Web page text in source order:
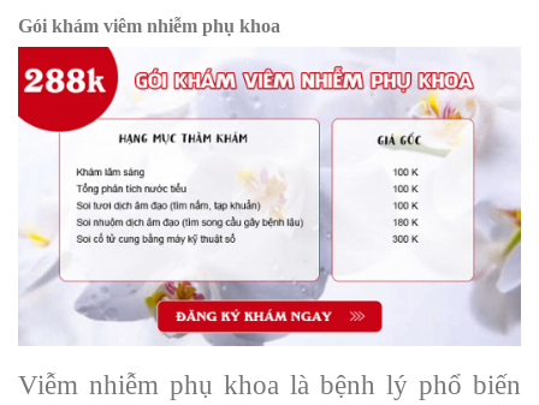
Gói khám viêm nhiễm phụ khoa
Viễm nhiễm phụ khoa là bệnh lý phổ biến